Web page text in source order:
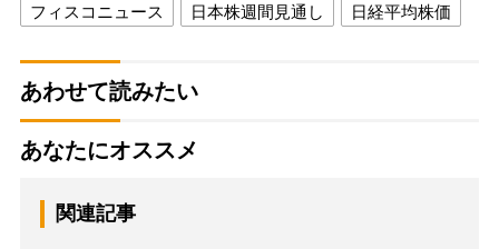
フィスコニュース 日本株週間見通し 日経平均株価
あわせて読みたい
あなたにオススメ
関連記事